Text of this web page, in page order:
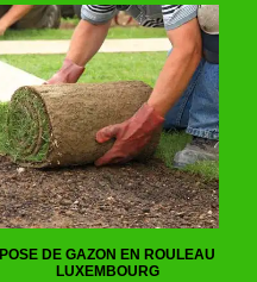
POSE DE GAZON EN ROULEAU
LUXEMBOURG